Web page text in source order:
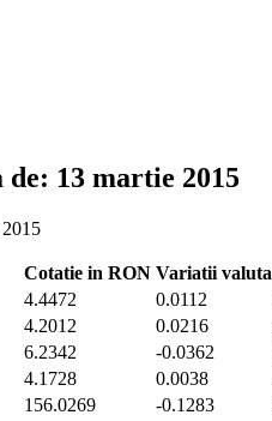
13 martie 2015
Cotatie in RON Variatii valuta
4.4472 0.0112
4.2012 0.0216
6.2342 -0.0362
4.1728 0.0038
156.0269 -0.1283